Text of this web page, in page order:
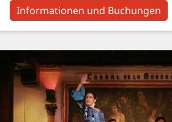
Informationen und Buchungen